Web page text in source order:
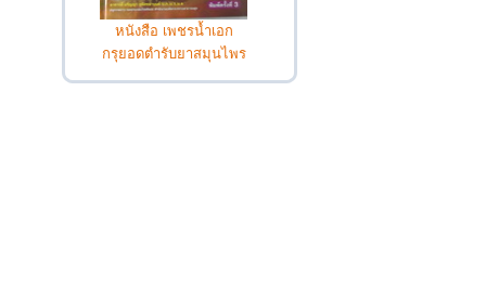
หนังสือ เพชรน้ำเอก
กรุยอดตำรับยาสมุนไพร